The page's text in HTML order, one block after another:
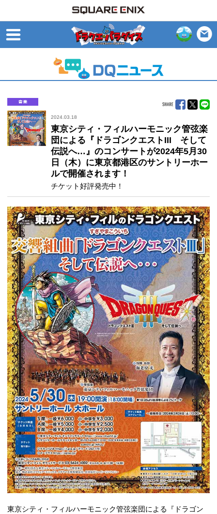
2024.03.18
東京シティ・フィルハーモニック管弦楽
団による『ドラゴンクエストIII そして
伝説へ…』のコンサートが2024年5月30
日（木）に東京都港区のサントリーホー
ルで開催されます！
チケット好評発売中！
東京シティ・フィルハーモニック管弦楽団による『ドラゴン